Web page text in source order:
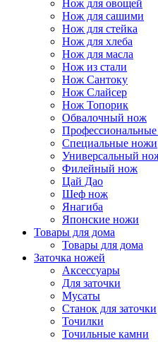
Нож для овощей
Нож для сашими
Нож для стейка
Нож для хлеба
Нож для масла
Нож из стали
Нож Сантоку
Нож Слайсер
Нож Топорик
Обвалочный нож
Специальные ножи
Универсальный
Филейный нож
Цай Дао
Шеф нож
Янагиба
Японские ножи
Товары для дома
Товары для дома
Заточка ножей
Аксессуары
Для заточки
Мусаты
Станок для заточки
Точилки
Точильные камни